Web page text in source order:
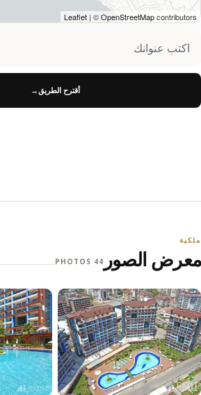
Leaflet | ©OpenStreetMapcontributors
أقترح الطريق→
ملكية
معرض الصور 44 PHOTOS